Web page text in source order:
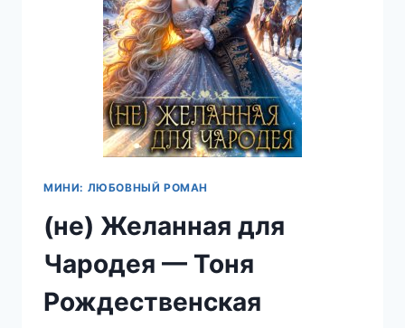
МИНИ: ЛЮБОВНЫЙ РОМАН
(не) Желанная для
Чародея — Тоня
Рождественская